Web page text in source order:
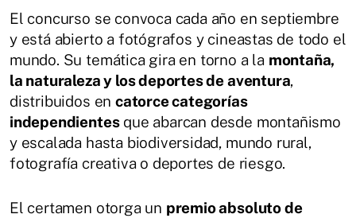
El concurso se convoca cada año en septiembre
y está abierto a fotógrafos y cineastas de todo el
mundo. Su temática gira en torno a la montaña,
la naturaleza y los deportes de aventura,
distribuidos en catorce categorías
independientesque abarcan desde montañismo
y escalada hasta biodiversidad, mundo rural,
fotografía creativa o deportes de riesgo.
El certamen otorga un premio absoluto de